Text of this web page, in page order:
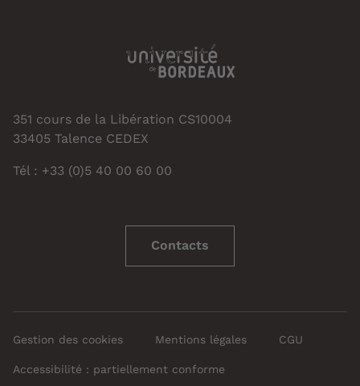
351 cours de la Libération CS10004
33405 Talence CEDEX
Tél : +33 (0)5 40 00 60 00
Contacts
Gestion des cookies Mentions légales CGU
Accessibilité : partiellement conforme